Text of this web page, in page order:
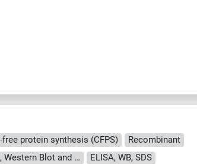
protein synthesis (CFPS)
Recombinant
approximately 70-80 % as determined by SDS PAGE, Western Blot and analytical SEC (HPLC).
ELISA, WB, SDS